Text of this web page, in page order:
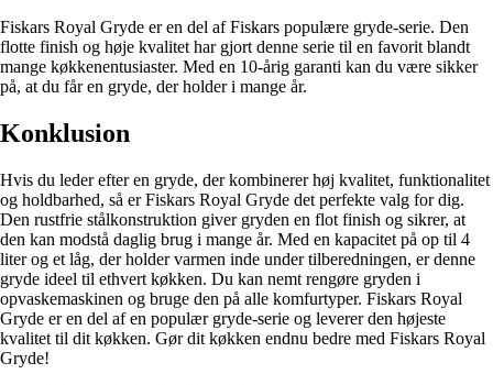
Fiskars Royal Gryde er en del af Fiskars populære gryde-serie. Den
flotte finish og høje kvalitet har gjort denne serie til en favorit blandt
mange køkkenentusiaster. Med en 10-årig garanti kan du være sikker
på, at du får en gryde, der holder i mange år.
Konklusion
Hvis du leder efter en gryde, der kombinerer høj kvalitet, funktionalitet
og holdbarhed, så er Fiskars Royal Gryde det perfekte valg for dig.
Den rustfrie stålkonstruktion giver gryden en flot finish og sikrer, at
den kan modstå daglig brug i mange år. Med en kapacitet på op til 4
liter og et låg, der holder varmen inde under tilberedningen, er denne
gryde ideel til ethvert køkken. Du kan nemt rengøre gryden i
opvaskemaskinen og bruge den på alle komfurtyper. Fiskars Royal
Gryde er en del af en populær gryde-serie og leverer den højeste
kvalitet til dit køkken. Gør dit køkken endnu bedre med Fiskars Royal
Gryde!